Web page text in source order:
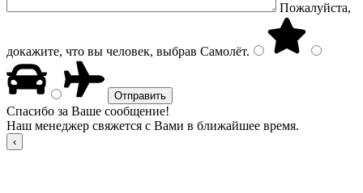
Пожалуйста,
докажите, что вы человек, выбрав Самолёт.
Спасибо за Ваше сообщение!
Наш менеджер свяжется с Вами в ближайшее время.